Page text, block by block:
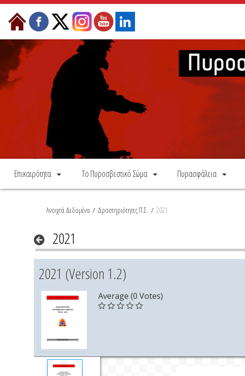
Skip to Content
Επικαιρότητα Το Πυροσβεστικό Σώμα Πυρασφάλεια
Ανοιχτά Δεδομένα / Δραστηριότητες Π.Σ. / 2021
2021
2021 (Version 1.2)
Average (0 Votes)